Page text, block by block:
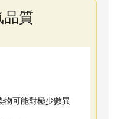
質
物可能對極少數異